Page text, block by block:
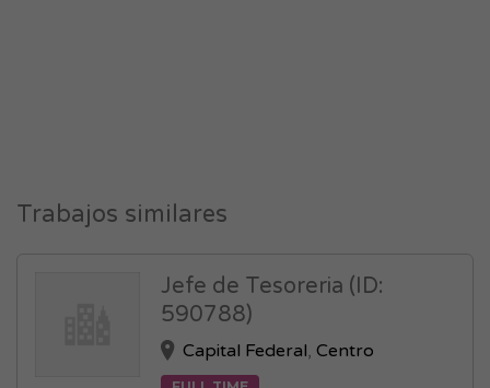
Trabajos similares
Jefe de Tesoreria (ID:
590788)
Capital Federal,Centro